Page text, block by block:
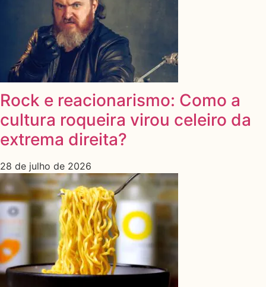
Rock e reacionarismo: Como a
cultura roqueira virou celeiro da
extrema direita?
28 de julho de 2026